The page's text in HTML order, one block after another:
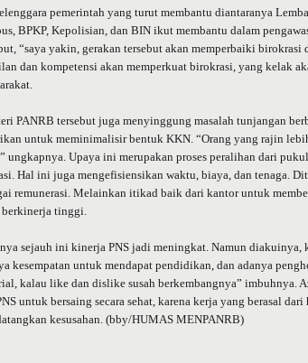
pemerintah yang turut membantu diantaranya
BPKP, Kepolisian, dan BIN ikut membantu dalam
“saya yakin, gerakan tersebut akan memperbaiki birokrasi
dan kompetensi akan memperkuat birokrasi, yang kelak
PANRB tersebut juga menyinggung masalah tunjangan
untuk meminimalisir bentuk KKN. “Orang yang rajin
ungkapnya. Upaya ini merupakan proses peralihan dari
Hal ini juga mengefisiensikan waktu, biaya, dan tenaga.
remunerasi. Melainkan itikad baik dari kantor untuk
berkinerja tinggi.
sejauh ini kinerja PNS jadi meningkat. Namun diakuinya,
kesempatan untuk mendapat pendidikan, dan adanya
kalau like dan dislike susah berkembangnya” imbuhnya.
untuk bersaing secara sehat, karena kerja yang berasal
kesusahan. (bby/HUMAS MENPANRB)